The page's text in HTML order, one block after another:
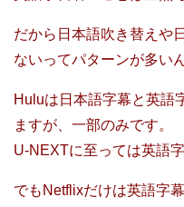
だから日本語吹き替えや
ないってパターンが多い
Huluは日本語字幕と英語
ますが、一部のみです。
U-NEXTに至っては英語
でもNetflixだけは英語字